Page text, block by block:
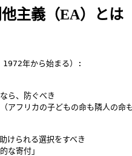
主義（EA）とは
1972年から始まる）:
ら、防ぐべき
アフリカの子どもの命も隣人の命
けられる選択をすべき
な寄付」